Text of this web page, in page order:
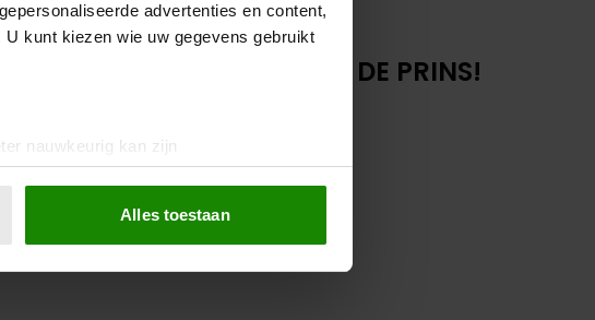
advertenties en content,
kunt kiezen wie uw gegevens gebruikt
nauwkeurig kan zijn
(fingerprinting)
Alles toestaan
23 juni 2022
EEN HANDJE VAN DE PRINS!